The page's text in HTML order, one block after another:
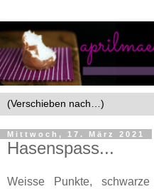
Mittwoch, 17. März 2021
Hasenspass...
Weisse Punkte,